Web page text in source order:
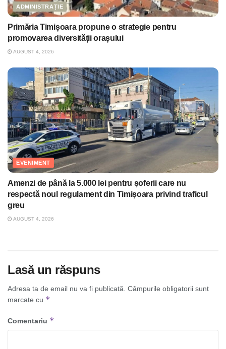
ADMINISTRAȚIE
Primăria Timișoara propune o strategie pentru
promovarea diversității orașului
AUGUST 4, 2026
EVENIMENT
Amenzi de până la 5.000 lei pentru şoferii care nu
respectă noul regulament din Timişoara privind traficul
greu
AUGUST 4, 2026
Lasă un răspuns
Adresa ta de email nu va fi publicată. Câmpurile obligatorii sunt
marcate cu *
Comentariu *